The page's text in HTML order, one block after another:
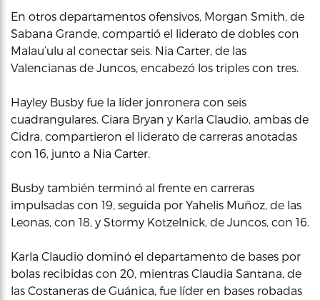
En otros departamentos ofensivos, Morgan Smith, de
Sabana Grande, compartió el liderato de dobles con
Malau’ulu al conectar seis. Nia Carter, de las
Valencianas de Juncos, encabezó los triples con tres.
Hayley Busby fue la líder jonronera con seis
cuadrangulares. Ciara Bryan y Karla Claudio, ambas de
Cidra, compartieron el liderato de carreras anotadas
con 16, junto a Nia Carter.
Busby también terminó al frente en carreras
impulsadas con 19, seguida por Yahelis Muñoz, de las
Leonas, con 18, y Stormy Kotzelnick, de Juncos, con 16.
Karla Claudio dominó el departamento de bases por
bolas recibidas con 20, mientras Claudia Santana, de
las Costaneras de Guánica, fue líder en bases robadas